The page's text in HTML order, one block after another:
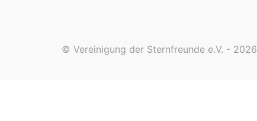
© Vereinigung der Sternfreunde e.V. - 2026